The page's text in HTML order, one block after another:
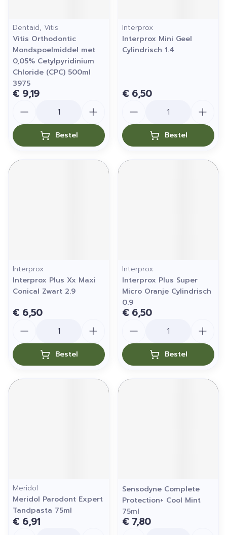
Dentaid, Vitis
Vitis Orthodontic
Mondspoelmiddel met
0,05% Cetylpyridinium
Chloride (CPC) 500ml
3975
€ 9,19
Bestel
Interprox
Interprox Mini Geel
Cylindrisch 1.4
€ 6,50
Bestel
Interprox
Interprox Plus Xx Maxi
Conical Zwart 2.9
€ 6,50
Bestel
Interprox
Interprox Plus Super
Micro Oranje Cylindrisch
0.9
€ 6,50
Bestel
Meridol
Meridol Parodont Expert
Tandpasta 75ml
€ 6,91
Sensodyne Complete
Protection+ Cool Mint
75ml
€ 7,80